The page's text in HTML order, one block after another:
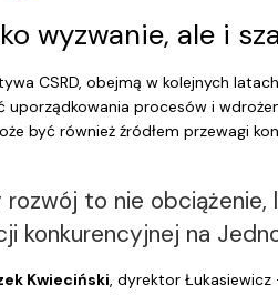
wyzwanie, ale i
CSRD, obejmą w kolejnych
procesów i
być również źródłem przewagi
to nie obciążenie,
konkurencyjnej na
Kwieciński , dyrektor Łukasiewicz